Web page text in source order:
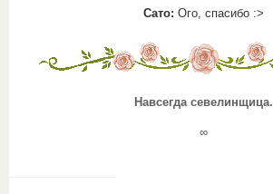
Сато: Ого, спасибо :>
Навсегда севелинщица.
∞